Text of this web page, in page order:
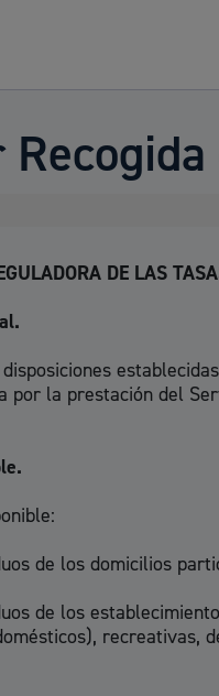
personalesDE LAS
por la prestación del
de los domicilios
de los
recreativas,